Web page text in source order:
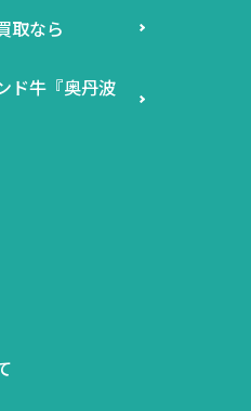
取なら
ド牛『奥丹波